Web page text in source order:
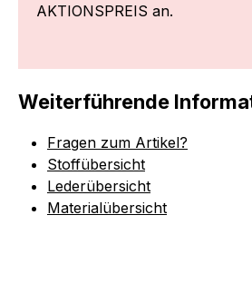
AKTIONSPREIS an.
Weiterführende
Fragen zum Artikel?
Stoffübersicht
Lederübersicht
Materialübersicht